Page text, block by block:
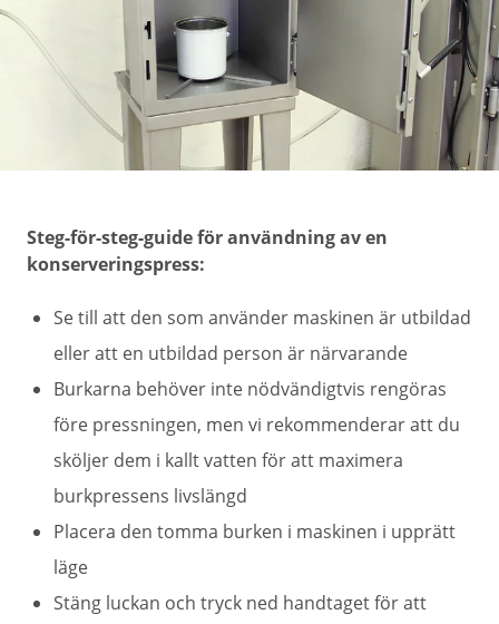
Steg-för-steg-guide för användning av en
konserveringspress:
Se till att den som använder maskinen är utbildad
eller att en utbildad person är närvarande
Burkarna behöver inte nödvändigtvis rengöras
före pressningen, men vi rekommenderar att du
sköljer dem i kallt vatten för att maximera
burkpressens livslängd
Placera den tomma burken i maskinen i upprätt
läge
Stäng luckan och tryck ned handtaget för att